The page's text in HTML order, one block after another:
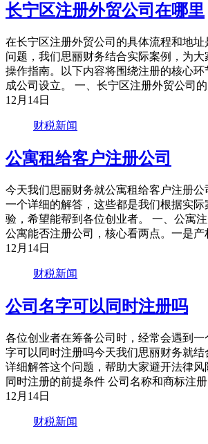
长宁区注册外贸公司在哪里
在长宁区注册外贸公司的具体流程和地
问题，我们思丽财务结合实际案例，为
操作指南。以下内容将围绕注册的核心
成公司设立。 一、长宁区注册外贸公司的
12月14日
财税新闻
公寓租给客户注册公司
今天我们思丽财务就公寓租给客户注册
一个详细的解答，这些都是我们根据实
验，希望能帮到各位创业者。 一、公寓
公寓能否注册公司，核心看两点。一是产
12月14日
财税新闻
公司名字可以同时注册吗
各位创业者在筹备公司时，经常会遇到一
字可以同时注册吗今天我们思丽财务就
详细解答这个问题，帮助大家避开法律
同时注册的前提条件 公司名称和商标注册
12月14日
财税新闻